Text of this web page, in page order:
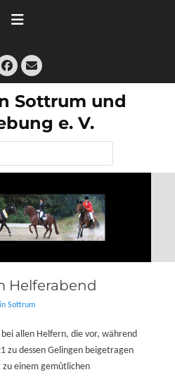
Facebook
E-
Mail
Sottrum und
e. V.
Helferabend
Sottrum
allen Helfern, die vor, während
zu dessen Gelingen beigetragen
zu einem gemûtlichen